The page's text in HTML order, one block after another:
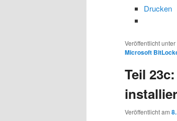
Drucken
Veröffentlicht unter
Microsoft
Teil
Veröffentlicht am